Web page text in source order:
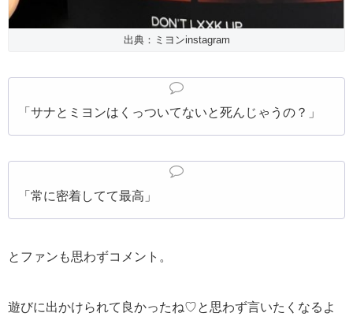
出典：ミヨンinstagram
「サナとミヨンはくっついてないと死んじゃうの？」
「常に密着してて最高」
とファンも思わずコメント。
遊びに出かけられて良かったね♡と思わず言いたくなるよ